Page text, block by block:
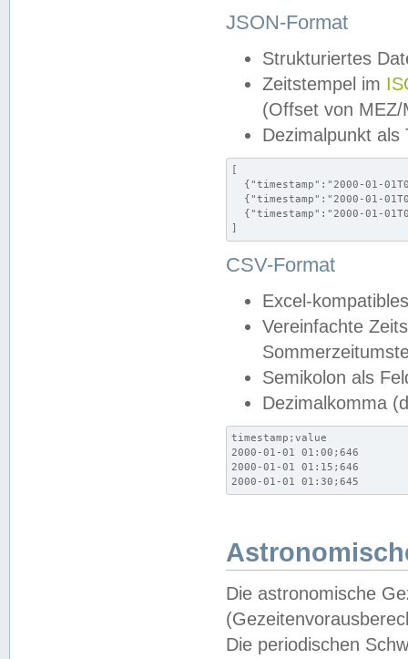
JSON-Format
Strukturiertes
Zeitstempel im
(Offset von MEZ/
Dezimalpunkt als
[
{"timestamp":"2000-01-
{"timestamp":"2000-01-
{"timestamp":"2000-01-
]
CSV-Format
Excel-
Vereinfachte
Semikolon als
Dezimalkomma
timestamp;value
2000-01-01 01:00;646
2000-01-01 01:15;646
2000-01-01 01:30;645
Die astronomische
Die periodischen